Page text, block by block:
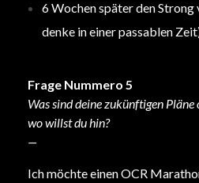
6 Wochen später den
denke in einer passablen
Frage Nummero 5
Was sind deine zukünftigen Pläne
wo willst du hin?
—
Ich möchte einen OCR